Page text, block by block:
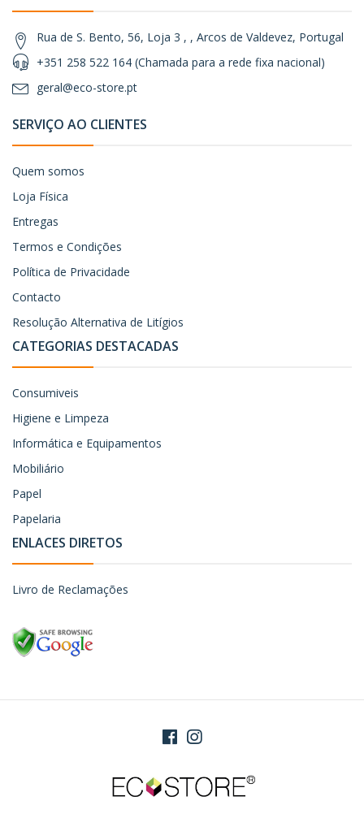
Rua de S. Bento, 56, Loja 3 , , Arcos de Valdevez, Portugal
+351 258 522 164 (Chamada para a rede fixa nacional)
geral@eco-store.pt
SERVIÇO AO CLIENTES
Quem somos
Loja Física
Entregas
Termos e Condições
Política de Privacidade
Contacto
Resolução Alternativa de Litígios
CATEGORIAS DESTACADAS
Consumiveis
Higiene e Limpeza
Informática e Equipamentos
Mobiliário
Papel
Papelaria
ENLACES DIRETOS
Livro de Reclamações